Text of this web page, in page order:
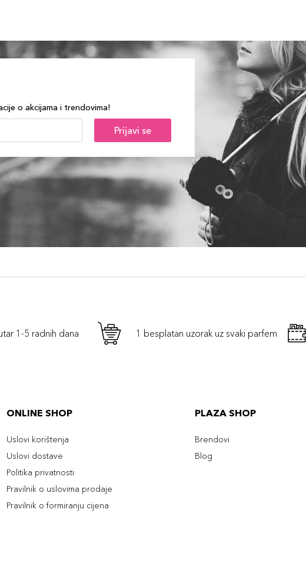
o akcijama i trendovima!
Prijavi se
1-5 radnih dana 1 besplatan uzorak uz svaki parfem
ONLINE SHOP
Uslovi korištenja
Uslovi dostave
Politika privatnosti
Pravilnik o uslovima prodaje
Pravilnik o formiranju cijena
PLAZA SHOP
Brendovi
Blog